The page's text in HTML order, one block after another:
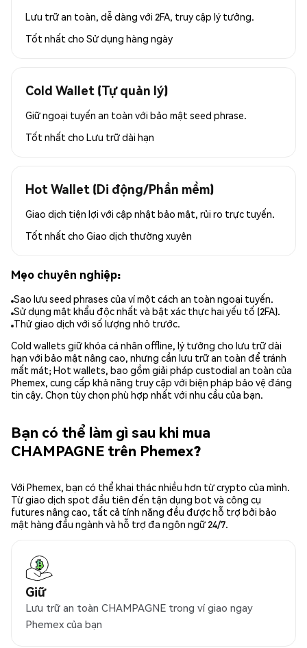
Lưu trữ an toàn, dễ dàng với 2FA, truy cập lý tưởng.
Tốt nhất cho Sử dụng hàng ngày
Cold Wallet (Tự quản lý)
Giữ ngoại tuyến an toàn với bảo mật seed phrase.
Tốt nhất cho Lưu trữ dài hạn
Hot Wallet (Di động/Phần mềm)
Giao dịch tiện lợi với cập nhật bảo mật, rủi ro trực tuyến.
Tốt nhất cho Giao dịch thường xuyên
Mẹo chuyên nghiệp:
Sao lưu seed phrases của ví một cách an toàn ngoại tuyến.
Sử dụng mật khẩu độc nhất và bật xác thực hai yếu tố (2FA).
Thử giao dịch với số lượng nhỏ trước.
Cold wallets giữ khóa cá nhân offline, lý tưởng cho lưu trữ dài
hạn với bảo mật nâng cao, nhưng cần lưu trữ an toàn để tránh
mất mát; Hot wallets, bao gồm giải pháp custodial an toàn của
Phemex, cung cấp khả năng truy cập với biện pháp bảo vệ đáng
tin cậy. Chọn tùy chọn phù hợp nhất với nhu cầu của bạn.
Bạn có thể làm gì sau khi mua
CHAMPAGNE trên Phemex?
Với Phemex, bạn có thể khai thác nhiều hơn từ crypto của mình.
Từ giao dịch spot đầu tiên đến tận dụng bot và công cụ
futures nâng cao, tất cả tính năng đều được hỗ trợ bởi bảo
mật hàng đầu ngành và hỗ trợ đa ngôn ngữ 24/7.
Giữ
Lưu trữ an toàn CHAMPAGNE trong ví giao ngay
Phemex của bạn